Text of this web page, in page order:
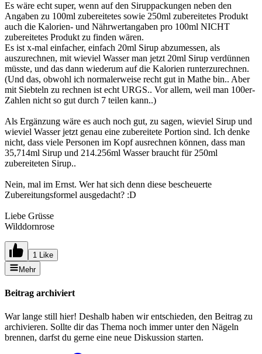
Es wäre echt super, wenn auf den Siruppackungen neben den
Angaben zu 100ml zubereitetes sowie 250ml zubereitetes Produkt
auch die Kalorien- und Nährwertangaben pro 100ml NICHT
zubereitetes Produkt zu finden wären.
Es ist x-mal einfacher, einfach 20ml Sirup abzumessen, als
auszurechnen, mit wieviel Wasser man jetzt 20ml Sirup verdünnen
müsste, und das dann wiederum auf die Kalorien runterzurechnen.
(Und das, obwohl ich normalerweise recht gut in Mathe bin.. Aber
mit Siebteln zu rechnen ist echt URGS.. Vor allem, weil man 100er-
Zahlen nicht so gut durch 7 teilen kann..)
Als Ergänzung wäre es auch noch gut, zu sagen, wieviel Sirup und
wieviel Wasser jetzt genau eine zubereitete Portion sind. Ich denke
nicht, dass viele Personen im Kopf ausrechnen können, dass man
35,714ml Sirup und 214.256ml Wasser braucht für 250ml
zubereiteten Sirup..
Nein, mal im Ernst. Wer hat sich denn diese bescheuerte
Zubereitungsformel ausgedacht? :D
Liebe Grüsse
Wilddornrose
1 Like
Mehr
Beitrag archiviert
War lange still hier! Deshalb haben wir entschieden, den Beitrag zu
archivieren. Sollte dir das Thema noch immer unter den Nägeln
brennen, darfst du gerne eine neue Diskussion starten.